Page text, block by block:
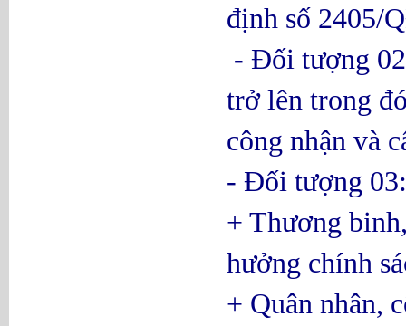
định số 2405/
- Đối tượng
trở lên trong
công nhận và
- Đối tượng 03:
+ Thương
hưởng chính
+ Quân nhân,